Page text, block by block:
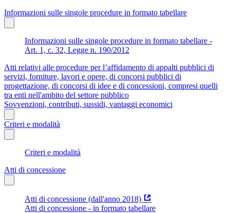
Informazioni sulle singole procedure in formato tabellare
Informazioni sulle singole procedure in formato tabellare -
Art. 1, c. 32, Legge n. 190/2012
Atti relativi alle procedure per l’affidamento di appalti pubblici di
servizi, forniture, lavori e opere, di concorsi pubblici di
progettazione, di concorsi di idee e di concessioni, compresi quelli
tra enti nell'ambito del settore pubblico
Sovvenzioni, contributi, sussidi, vantaggi economici
Criteri e modalità
Criteri e modalità
Atti di concessione
Atti di concessione (dall'anno 2018)
Atti di concessione - in formato tabellare